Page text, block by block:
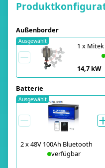
Außenborder
1 x Mitek
14,7 kW
Ausgewählt
Batterie
2x48V 100Ah Bluetooth
verfügbar
Ausgewählt